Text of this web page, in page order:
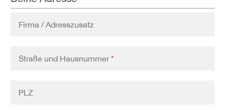
Firma / Adresszusatz
Straße und Hausnummer*
PLZ